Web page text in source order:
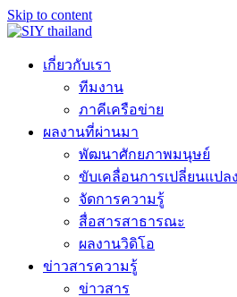
Skip to content
เกี่ยวกับเรา
ทีมงาน
ภาคีเครือข่าย
ผลงานที่ผ่านมา
พัฒนาศักยภาพมนุษย์
ขับเคลื่อนการเปลี่ยนแปล
จัดการความรู้
สื่อสารสาธารณะ
ผลงานวิดิโอ
ข่าวสารความรู้
ข่าวสาร